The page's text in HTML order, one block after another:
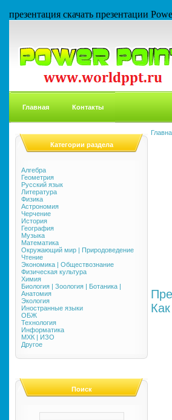
презентация скачать презентации
Главная Контакты
Категории раздела
Алгебра
Геометрия
Русский язык
Литература
Физика
Астрономия
Черчение
История
География
Музыка
Математика
Окружающий мир | Природоведение
Чтение
Экономика | Обществознание
Физическая культура
Химия
Биология | Зоология | Ботаника |
Анатомия
Экология
Иностранные языки
ОБЖ
Технология
Информатика
МХК | ИЗО
Другое
Поиск